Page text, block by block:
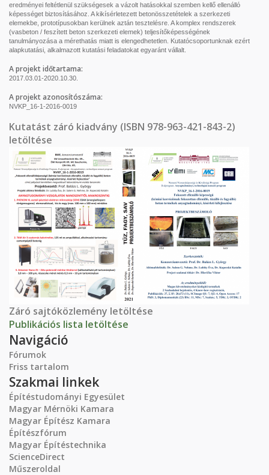
eredményei feltétlenül szükségesek a vázolt hatásokkal szemben kellő ellenálló
képességet biztosításához. A kikísérletezett betonösszetételek a szerkezeti
elemekbe, prototípusokban kerülnek aztán tesztelésre. A komplex rendszerek
(vasbeton / feszített beton szerkezeti elemek) teljesítőképességének
tanulmányozása a mérethatás miatt is elengedhetetlen. Kutatócsoportunknak ezért
alapkutatási, alkalmazott kutatási feladatokat egyaránt vállalt.
A projekt időtartama:
2017.03.01-2020.10.30.
A projekt azonosítószáma:
NVKP_16-1-2016-0019
Kutatást záró kiadvány (ISBN 978-963-421-843-2)
letöltése
Záró sajtóközlemény letöltése
Publikációs lista letöltése
Navigáció
Fórumok
Friss tartalom
Szakmai linkek
Építéstudományi Egyesület
Magyar Mérnöki Kamara
Magyar Építész Kamara
Építészfórum
Magyar Építéstechnika
ScienceDirect
Műszeroldal